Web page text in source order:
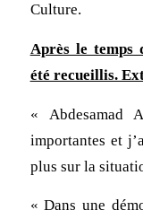
Culture.
Après le temps
été recueillis.
« Abdesamad
importantes et
plus sur la
« Dans une